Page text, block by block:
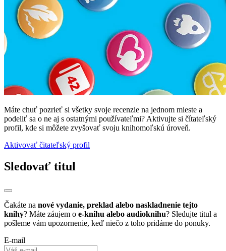
Máte chuť pozrieť si všetky svoje recenzie na jednom mieste a
podeliť sa o ne aj s ostatnými používateľmi? Aktivujte si čítateľský
profil, kde si môžete zvyšovať svoju knihomoľskú úroveň.
Aktivovať čitateľský profil
Sledovať titul
Čakáte na nové vydanie, preklad alebo naskladnenie tejto
knihy? Máte záujem o e-knihu alebo audioknihu? Sledujte titul a
pošleme vám upozornenie, keď niečo z toho pridáme do ponuky.
E-mail